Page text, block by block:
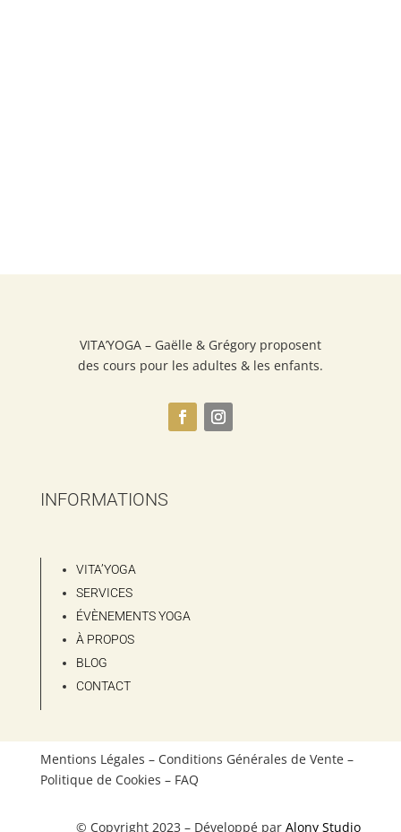
VITA’YOGA – Gaëlle & Grégory proposent
des cours pour les adultes & les enfants.
INFORMATIONS
VITA’YOGA
SERVICES
ÉVÈNEMENTS YOGA
À PROPOS
BLOG
CONTACT
Mentions Légales – Conditions Générales de Vente –
Politique de Cookies – FAQ
© Copyright 2023 – Développé parAlony Studio